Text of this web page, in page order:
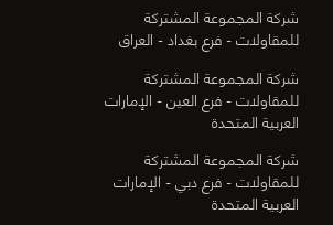
شركة المجموعة المشتركة
للمقاولات - فرع بغداد - العراق
شركة المجموعة المشتركة
للمقاولات - فرع العين - الإمارات
العربية المتحدة
شركة المجموعة المشتركة
للمقاولات - فرع دبي - الإمارات
العربية المتحدة